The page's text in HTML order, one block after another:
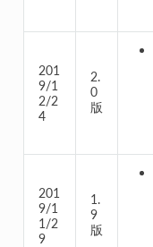
201
9/1
2/2
4
2.
0
版
201
9/1
1/2
9
1.
9
版